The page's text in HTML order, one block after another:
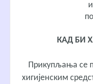
КАД БИ
Прикупљања се
хигијенским